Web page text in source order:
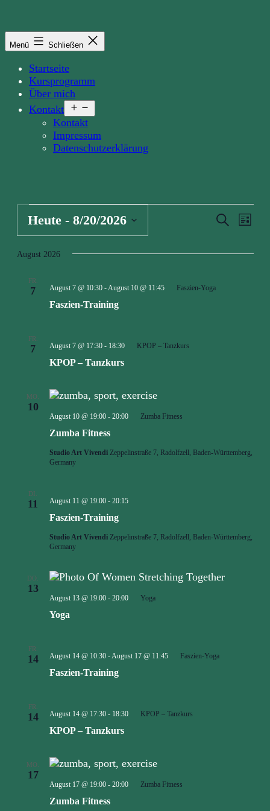
springen
Menü Schließen
Startseite
Kursprogramm
Über mich
Kontakt
öffnen
Kontakt
Impressum
Datenschutzerklärung
Veranstaltungen
und
Suche
Liste
Heute - 8/20/2026
wählen.
August 2026
FR.
7
Faszien-Training
August 7 @ 10:30-August 10 @ 11:45 Faszien-Yoga
FR.
7
KPOP – Tanzkurs
August 7 @ 17:30- 18:30 KPOP – Tanzkurs
MO.
10
Zumba Fitness
August 10 @ 19:00- 20:00 Zumba Fitness
Studio Art Vivendi Zeppelinstraße 7, Radolfzell, Baden-Württemberg,
Germany
DI.
11
Faszien-Training
August 11 @ 19:00- 20:15
Studio Art Vivendi Zeppelinstraße 7, Radolfzell, Baden-Württemberg,
Germany
DO.
13
Yoga
August 13 @ 19:00- 20:00 Yoga
FR.
14
Faszien-Training
August 14 @ 10:30-August 17 @ 11:45 Faszien-Yoga
FR.
14
KPOP – Tanzkurs
August 14 @ 17:30- 18:30 KPOP – Tanzkurs
MO.
17
Zumba Fitness
August 17 @ 19:00- 20:00 Zumba Fitness